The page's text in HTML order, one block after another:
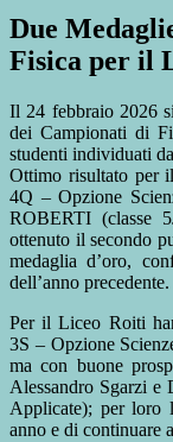
Due
Fisica per il
Il 24 febbraio 2026
dei Campionati di
studenti individuati
Ottimo risultato per
4Q – Opzione
ROBERTI (classe
ottenuto il secondo
medaglia d’oro,
dell’anno precedente.
Per il Liceo Roiti
3S – Opzione
ma con buone
Alessandro Sgarzi e
Applicate); per loro
anno e di continuare